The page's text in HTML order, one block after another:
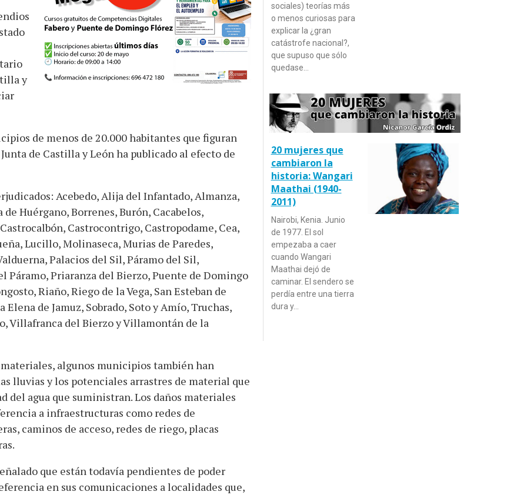
y
de menos de 20.000 habitantes que figuran
de Castilla y León ha publicado al efecto de
Acebedo, Alija del Infantado, Almanza,
Huérgano, Borrenes, Burón, Cacabelos,
Castrocontrigo, Castropodame, Cea,
Lucillo, Molinaseca, Murias de Paredes,
Palacios del Sil, Páramo del Sil,
Páramo, Priaranza del Bierzo, Puente de Domingo
Riaño, Riego de la Vega, San Esteban de
de Jamuz, Sobrado, Soto y Amío, Truchas,
Villafranca del Bierzo y Villamontán de la
algunos municipios también han
lluvias y los potenciales arrastres de material que
agua que suministran. Los daños materiales
a infraestructuras como redes de
caminos de acceso, redes de riego, placas
que están todavía pendientes de poder
en sus comunicaciones a localidades que,
sociales) teorías más
o menos curiosas para
explicar la ¿gran
catástrofe nacional?,
que supuso que sólo
quedase…
20 mujeres que
cambiaron la
historia: Wangari
Maathai (1940-
2011)
Nairobi, Kenia. Junio
de 1977. El sol
empezaba a caer
cuando Wangari
Maathai dejó de
caminar. El sendero se
perdía entre una tierra
dura y…